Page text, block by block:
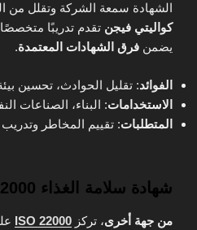
الشهادة سمعة الشركة وتقلل من
كواليتي فيجن تقدم تدريبًا
يضمن فرق الشهادات المعتمدة.
الفوائد: تقليل الحوادث، تحسين
الاستخدامات: البناء، الصناعات
المتطلبات: تقييم المخاطر
شهادة سلامة الغذاء ISO 22000
من جهة أخرى، تركز ISO 22000